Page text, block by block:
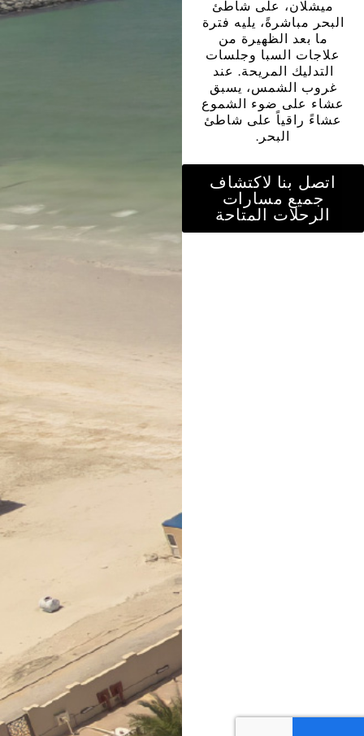
على شاطئ
يليه فترة
الظهيرة من
وجلسات
المريحة. عند
يسبق
ضوء الشموع
على شاطئ
لاكتشاف
مسارات
المتاحة